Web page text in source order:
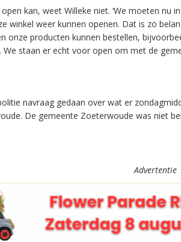
kan, weet Willeke niet. ‘We moeten nu
winkel weer kunnen openen. Dat is zo
onze producten kunnen bestellen,
staan er echt voor open om met de
navraag gedaan over wat er
De gemeente Zoeterwoude was niet
Advertentie